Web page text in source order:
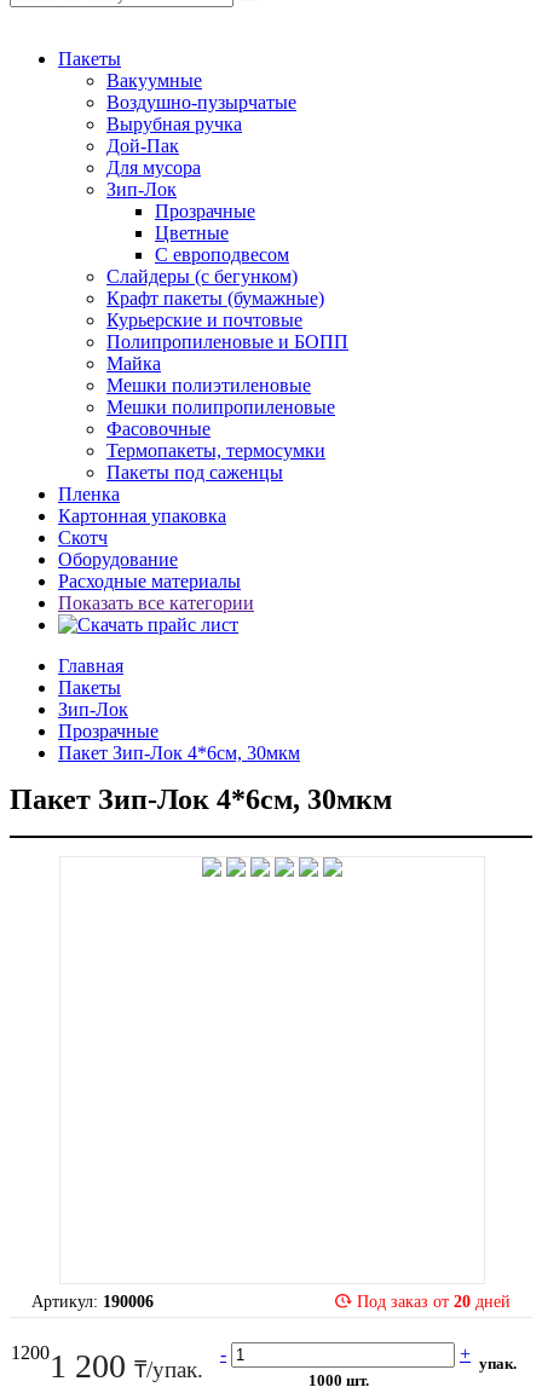
Пакеты
Вакуумные
Воздушно-пузырчатые
Вырубная ручка
Дой-Пак
Для мусора
Зип-Лок
Прозрачные
Цветные
С европодвесом
Слайдеры (с бегунком)
Крафт пакеты (бумажные)
Курьерские и почтовые
Полипропиленовые и БОПП
Майка
Мешки полиэтиленовые
Мешки полипропиленовые
Фасовочные
Термопакеты, термосумки
Пакеты под саженцы
Пленка
Картонная упаковка
Скотч
Оборудование
Расходные материалы
Показать все категории
Главная
Пакеты
Зип-Лок
Прозрачные
Пакет Зип-Лок 4*6см, 30мкм
Пакет Зип-Лок 4*6см, 30мкм
Артикул: 190006 Под заказ от 20 дней
12001 200 ₸/упак.
- +
1000 шт.
упак.